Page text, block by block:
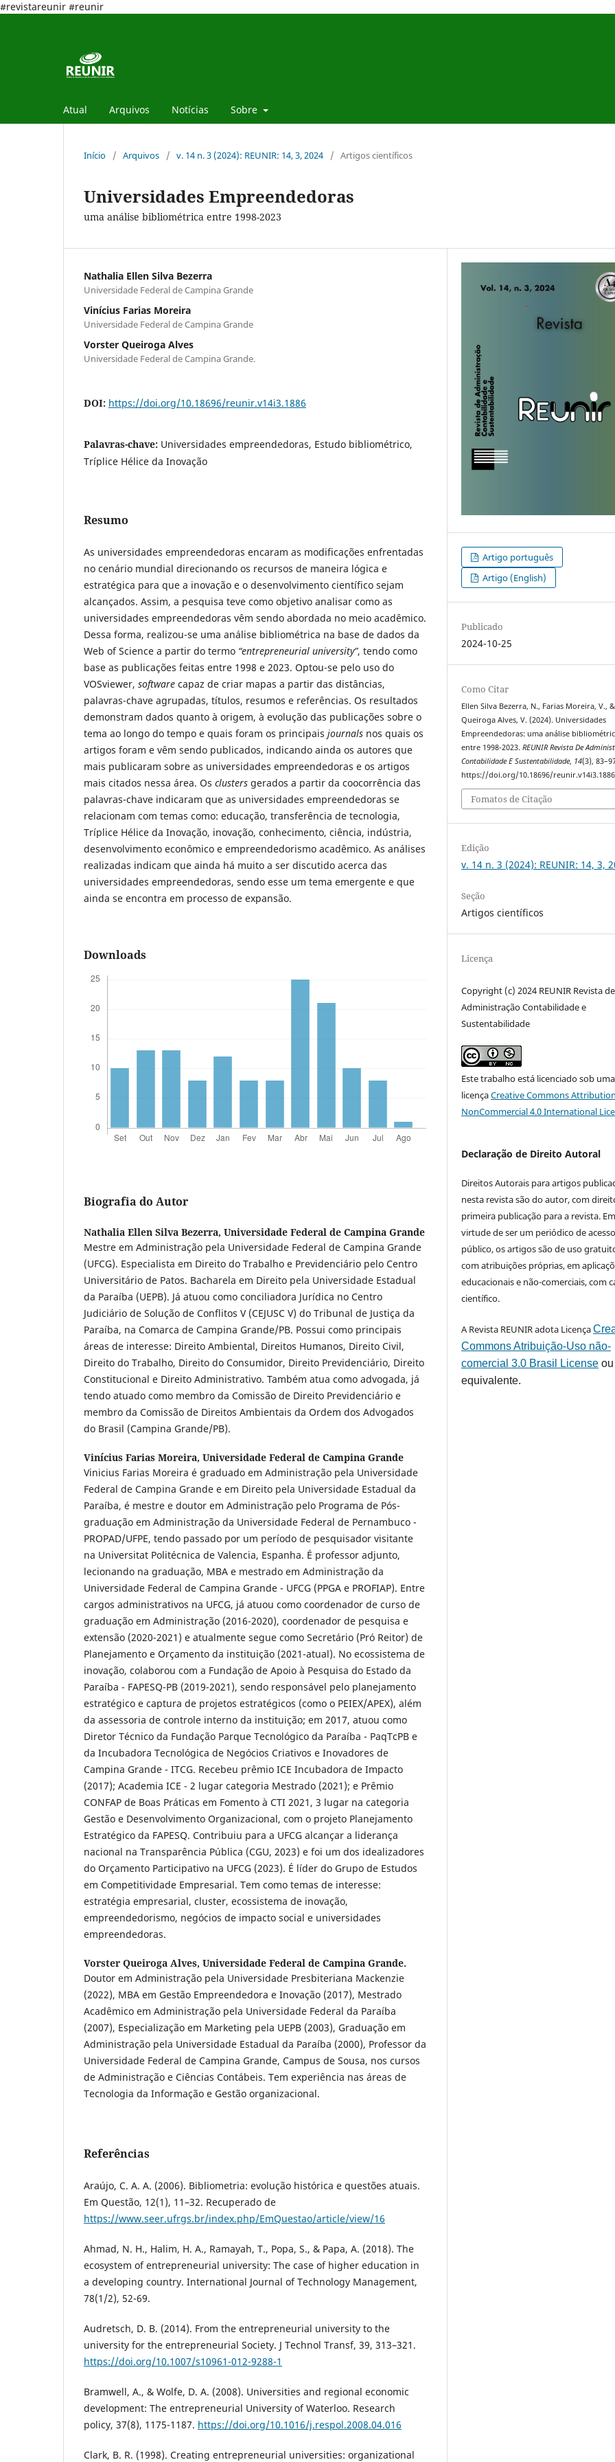
#revistareunir #reunir
Atual Arquivos Notícias Sobre
Início / Arquivos / v. 14 n. 3 (2024): REUNIR: 14, 3, 2024 / Artigos científicos
Universidades Empreendedoras
uma análise bibliométrica entre 1998-2023
Nathalia Ellen Silva Bezerra
Universidade Federal de Campina Grande
Vinícius Farias Moreira
Universidade Federal de Campina Grande
Vorster Queiroga Alves
Universidade Federal de Campina Grande.
DOI: https://doi.org/10.18696/reunir.v14i3.1886
Palavras-chave: Universidades empreendedoras, Estudo bibliométrico,
Tríplice Hélice da Inovação
Resumo
As universidades empreendedoras encaram as modificações enfrentadas
no cenário mundial direcionando os recursos de maneira lógica e
estratégica para que a inovação e o desenvolvimento científico sejam
alcançados. Assim, a pesquisa teve como objetivo analisar como as
universidades empreendedoras vêm sendo abordada no meio acadêmico.
Dessa forma, realizou-se uma análise bibliométrica na base de dados da
Web of Science a partir do termo “entrepreneurial university”, tendo como
base as publicações feitas entre 1998 e 2023. Optou-se pelo uso do
VOSviewer, software capaz de criar mapas a partir das distâncias,
palavras-chave agrupadas, títulos, resumos e referências. Os resultados
demonstram dados quanto à origem, à evolução das publicações sobre o
tema ao longo do tempo e quais foram os principais journals nos quais os
artigos foram e vêm sendo publicados, indicando ainda os autores que
mais publicaram sobre as universidades empreendedoras e os artigos
mais citados nessa área. Os clusters gerados a partir da coocorrência das
palavras-chave indicaram que as universidades empreendedoras se
relacionam com temas como: educação, transferência de tecnologia,
Tríplice Hélice da Inovação, inovação, conhecimento, ciência, indústria,
desenvolvimento econômico e empreendedorismo acadêmico. As análises
realizadas indicam que ainda há muito a ser discutido acerca das
universidades empreendedoras, sendo esse um tema emergente e que
ainda se encontra em processo de expansão.
Downloads
Biografia do Autor
Nathalia Ellen Silva Bezerra, Universidade Federal de Campina Grande
Mestre em Administração pela Universidade Federal de Campina Grande
(UFCG). Especialista em Direito do Trabalho e Previdenciário pelo Centro
Universitário de Patos. Bacharela em Direito pela Universidade Estadual
da Paraíba (UEPB). Já atuou como conciliadora Jurídica no Centro
Judiciário de Solução de Conflitos V (CEJUSC V) do Tribunal de Justiça da
Paraíba, na Comarca de Campina Grande/PB. Possui como principais
áreas de interesse: Direito Ambiental, Direitos Humanos, Direito Civil,
Direito do Trabalho, Direito do Consumidor, Direito Previdenciário, Direito
Constitucional e Direito Administrativo. Também atua como advogada, já
tendo atuado como membro da Comissão de Direito Previdenciário e
membro da Comissão de Direitos Ambientais da Ordem dos Advogados
do Brasil (Campina Grande/PB).
Vinícius Farias Moreira, Universidade Federal de Campina Grande
Vinicius Farias Moreira é graduado em Administração pela Universidade
Federal de Campina Grande e em Direito pela Universidade Estadual da
Paraíba, é mestre e doutor em Administração pelo Programa de Pós-
graduação em Administração da Universidade Federal de Pernambuco -
PROPAD/UFPE, tendo passado por um período de pesquisador visitante
na Universitat Politécnica de Valencia, Espanha. É professor adjunto,
lecionando na graduação, MBA e mestrado em Administração da
Universidade Federal de Campina Grande - UFCG (PPGA e PROFIAP). Entre
cargos administrativos na UFCG, já atuou como coordenador de curso de
graduação em Administração (2016-2020), coordenador de pesquisa e
extensão (2020-2021) e atualmente segue como Secretário (Pró Reitor) de
Planejamento e Orçamento da instituição (2021-atual). No ecossistema de
inovação, colaborou com a Fundação de Apoio à Pesquisa do Estado da
Paraíba - FAPESQ-PB (2019-2021), sendo responsável pelo planejamento
estratégico e captura de projetos estratégicos (como o PEIEX/APEX), além
da assessoria de controle interno da instituição; em 2017, atuou como
Diretor Técnico da Fundação Parque Tecnológico da Paraíba - PaqTcPB e
da Incubadora Tecnológica de Negócios Criativos e Inovadores de
Campina Grande - ITCG. Recebeu prêmio ICE Incubadora de Impacto
(2017); Academia ICE - 2 lugar categoria Mestrado (2021); e Prêmio
CONFAP de Boas Práticas em Fomento à CTI 2021, 3 lugar na categoria
Gestão e Desenvolvimento Organizacional, com o projeto Planejamento
Estratégico da FAPESQ. Contribuiu para a UFCG alcançar a liderança
nacional na Transparência Pública (CGU, 2023) e foi um dos idealizadores
do Orçamento Participativo na UFCG (2023). É líder do Grupo de Estudos
em Competitividade Empresarial. Tem como temas de interesse:
estratégia empresarial, cluster, ecossistema de inovação,
empreendedorismo, negócios de impacto social e universidades
empreendedoras.
Vorster Queiroga Alves, Universidade Federal de Campina Grande.
Doutor em Administração pela Universidade Presbiteriana Mackenzie
(2022), MBA em Gestão Empreendedora e Inovação (2017), Mestrado
Acadêmico em Administração pela Universidade Federal da Paraíba
(2007), Especialização em Marketing pela UEPB (2003), Graduação em
Administração pela Universidade Estadual da Paraíba (2000), Professor da
Universidade Federal de Campina Grande, Campus de Sousa, nos cursos
de Administração e Ciências Contábeis. Tem experiência nas áreas de
Tecnologia da Informação e Gestão organizacional.
Referências
Araújo, C. A. A. (2006). Bibliometria: evolução histórica e questões atuais.
Em Questão, 12(1), 11–32. Recuperado de
https://www.seer.ufrgs.br/index.php/EmQuestao/article/view/16
Ahmad, N. H., Halim, H. A., Ramayah, T., Popa, S., & Papa, A. (2018). The
ecosystem of entrepreneurial university: The case of higher education in
a developing country. International Journal of Technology Management,
78(1/2), 52-69.
Audretsch, D. B. (2014). From the entrepreneurial university to the
university for the entrepreneurial Society. J Technol Transf, 39, 313–321.
https://doi.org/10.1007/s10961-012-9288-1
Bramwell, A., & Wolfe, D. A. (2008). Universities and regional economic
development: The entrepreneurial University of Waterloo. Research
policy, 37(8), 1175-1187. https://doi.org/10.1016/j.respol.2008.04.016
Clark, B. R. (1998). Creating entrepreneurial universities: organizational
Artigo português
Artigo (English)
Publicado
2024-10-25
Como Citar
Ellen Silva Bezerra, N., Farias Moreira, V., &
Queiroga Alves, V. (2024). Universidades
Empreendedoras: uma análise
entre 1998-2023.REUNIR Revista De
Contabilidade E Sustentabilidade, 14(3),
https://doi.org/10.18696/reunir.v14i3.1886
Fomatos de Citação
Edição
v. 14 n. 3 (2024): REUNIR: 14, 3,
Seção
Artigos científicos
Licença
Copyright (c) 2024 REUNIR Revista de
Administração Contabilidade e
Sustentabilidade
Este trabalho está licenciado sob uma
licençaCreative Commons
NonCommercial 4.0 International
Declaração de Direito Autoral
Direitos Autorais para artigos
nesta revista são do autor, com
primeira publicação para a revista. Em
virtude de ser um periódico de acesso
público, os artigos são de uso
com atribuições próprias, em
educacionais e não-comerciais, com
científico.
A Revista REUNIR adota Licença
Commons Atribuição-Uso não-
comercial 3.0 Brasil License
equivalente.